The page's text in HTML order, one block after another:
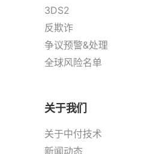
3DS2
反欺诈
争议预警&处理
全球风险名单
关于我们
关于中付技术
新闻动态